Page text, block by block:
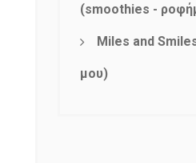
(smoothies -
Miles and
μου)